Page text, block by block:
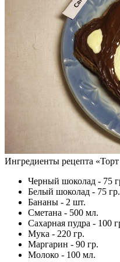
Ингредиенты рецепта «
Черный шоколад - 75
Белый шоколад - 75 гр.
Бананы - 2 шт.
Сметана - 500 мл.
Сахарная пудра - 100
Мука - 220 гр.
Маргарин - 90 гр.
Молоко - 100 мл.